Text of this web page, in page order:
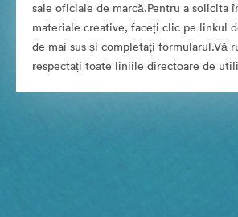
sale oficiale de marcă.Pentru a solicita
materiale creative, faceți clic pe linkul
de mai sus și completați formularul.Vă
respectați toate liniile directoare de